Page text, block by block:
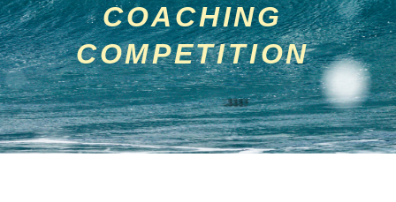
COACHING
COMPETITION